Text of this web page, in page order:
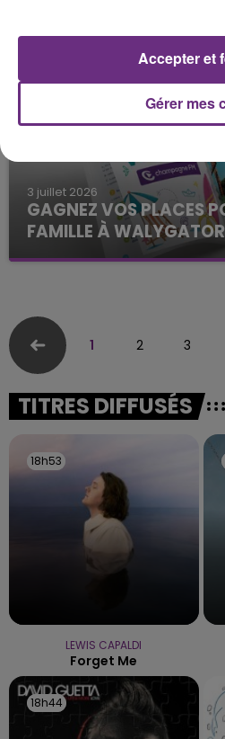
3 juillet 2026
GAGNEZ VOS PLACES
FAMILLE À WALYGATOR
Le Cahier de Vacances
1 2 3
TITRES DIFFUSÉS
18h53
18h53
LEWIS CAPALDI
Forget Me
18h44
18h44
Gérer mes
Accepter et